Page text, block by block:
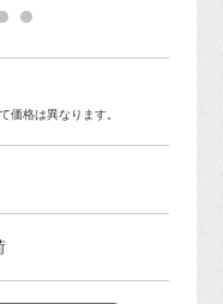
価格は異なります。